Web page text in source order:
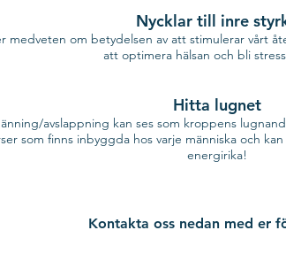
Nycklar till inre
medveten om betydelsen av att stimulerar vårt
att optimera hälsan och bli
Hitta lugnet
avslappning kan ses som kroppens
som finns inbyggda hos varje människa och
energirika!
Kontakta oss nedan med er